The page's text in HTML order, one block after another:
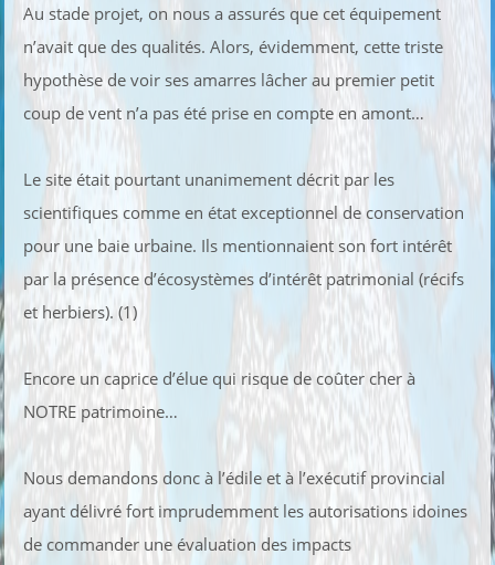
Au stade projet, on nous a assurés que cet équipement
n’avait que des qualités. Alors, évidemment, cette triste
hypothèse de voir ses amarres lâcher au premier petit
coup de vent n’a pas été prise en compte en amont…
Le site était pourtant unanimement décrit par les
scientifiques comme en état exceptionnel de conservation
pour une baie urbaine. Ils mentionnaient son fort intérêt
par la présence d’écosystèmes d’intérêt patrimonial (récifs
et herbiers). (1)
Encore un caprice d’élue qui risque de coûter cher à
NOTRE patrimoine…
Nous demandons donc à l’édile et à l’exécutif provincial
ayant délivré fort imprudemment les autorisations idoines
de commander une évaluation des impacts